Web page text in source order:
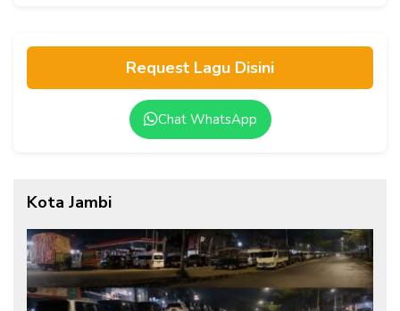
Request Lagu Disini
Chat WhatsApp
Kota Jambi